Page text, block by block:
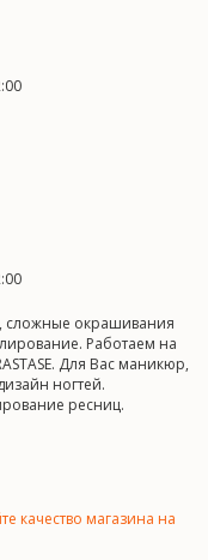
сложные окрашивания
Работаем на
Для Вас маникюр,
ногтей.
ресниц.